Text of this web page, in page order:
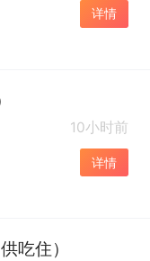
详情
10小时前
详情
吃住）